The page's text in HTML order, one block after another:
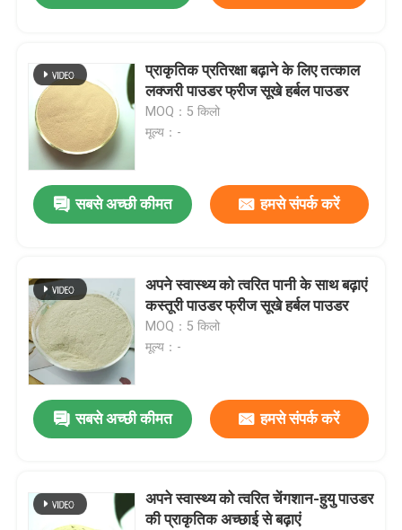
एक संदेश छोड़ें
प्राकृतिक प्रतिरक्षा बढ़ाने के लिए तत्काल
लक्जरी पाउडर फ्रीज सूखे हर्बल पाउडर
MOQ：5 किलो
मूल्य：-
सबसे अच्छी कीमत हमसे संपर्क करें
अपने स्वास्थ्य को त्वरित पानी के साथ बढ़ाएं
कस्तूरी पाउडर फ्रीज सूखे हर्बल पाउडर
MOQ：5 किलो
मूल्य：-
सबसे अच्छी कीमत हमसे संपर्क करें
अपने स्वास्थ्य को त्वरित चेंगशान-हुयु पाउडर
की प्राकृतिक अच्छाई से बढ़ाएं